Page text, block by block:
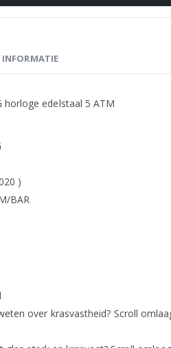
INFORMATIE
horloge edelstaal 5 ATM
)
BAR
over krasvastheid? Scroll